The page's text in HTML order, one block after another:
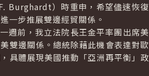
Burghardt）時重申，希望儘速恢復
一步推展雙邊經貿關係。
前，我立法院長王金平率團出席美
雙邊關係。總統除藉此機會表達對歐
具體展現美國推動「亞洲再平衡」政